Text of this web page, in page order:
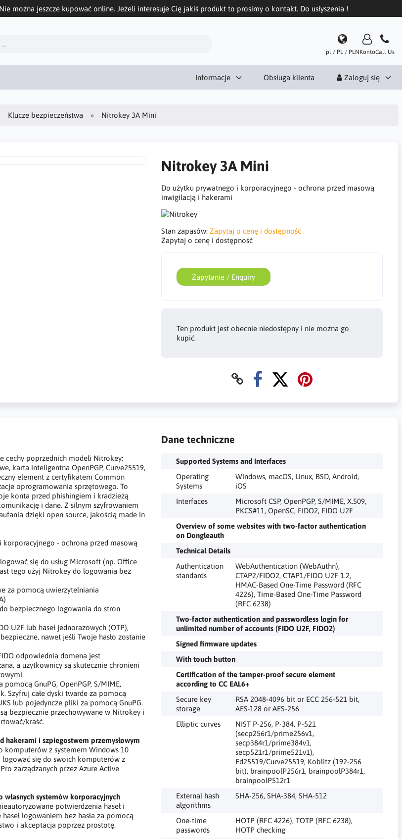
można jeszcze kupować online. Jeżeli interesuje Cię jakiś produkt to prosimy o kontakt. Do usłyszenia !
pl / PL / PLNKontoCall Us
Informacje Obsługa klienta Zaloguj się
Klucze bezpieczeństwa Nitrokey 3A Mini
Nitrokey 3A Mini
Do użytku prywatnego i korporacyjnego - ochrona przed masową
inwigilacją i hakerami
Stan zapasów: Zapytaj o cenę i dostępność
Zapytaj o cenę i dostępność
Zapytanie / Enquiry
Ten produkt jest obecnie niedostępny i nie można go
kupić.
cechy poprzednich modeli Nitrokey:
karta inteligentna OpenPGP, Curve25519,
element z certyfikatem Common
oprogramowania sprzętowego. To
konta przed phishingiem i kradzieżą
i dane. Z silnym szyfrowaniem
dzięki open source, jakością made in
korporacyjnego - ochrona przed masową
się do usług Microsoft (np. Office
tego użyj Nitrokey do logowania bez
za pomocą uwierzytelniania
bezpiecznego logowania do stron
U2F lub haseł jednorazowych (OTP),
nawet jeśli Twoje hasło zostanie
odpowiednia domena jest
a użytkownicy są skutecznie chronieni
GnuPG, OpenPGP, S/MIME,
Szyfruj całe dyski twarde za pomocą
lub pojedyncze pliki za pomocą GnuPG.
bezpiecznie przechowywane w Nitrokey i
kraść.
hakerami i szpiegostwem przemysłowym
komputerów z systemem Windows 10
się do swoich komputerów z
zarządzanych przez Azure Active
własnych systemów korporacyjnych
potwierdzenia haseł i
logowaniem bez hasła za pomocą
i akceptacja poprzez prostotę.
Dane techniczne
Supported Systems and Interfaces
Operating
Systems
Windows, macOS, Linux, BSD, Android,
iOS
Interfaces
Microsoft CSP, OpenPGP, S/MIME, X.509,
PKCS#11, OpenSC, FIDO2, FIDO U2F
Overview of some websites with two-factor authentication
on Dongleauth
Technical Details
Authentication
standards
WebAuthentication (WebAuthn),
CTAP2/FIDO2, CTAP1/FIDO U2F 1.2,
HMAC-Based One-Time Password (RFC
4226), Time-Based One-Time Password
(RFC 6238)
Two-factor authentication and passwordless login for
unlimited number of accounts (FIDO U2F, FIDO2)
Signed firmware updates
With touch button
Certification of the tamper-proof secure element
according to CC EAL6+
Secure key
storage
RSA 2048-4096 bit or ECC 256-521 bit,
AES-128 or AES-256
Elliptic curves
NIST P-256, P-384, P-521
(secp256r1/prime256v1,
secp384r1/prime384v1,
secp521r1/prime521v1),
Ed25519/Curve25519, Koblitz (192-256
bit), brainpoolP256r1, brainpoolP384r1,
brainpoolP512r1
External hash
algorithms
SHA-256, SHA-384, SHA-512
One-time
passwords
HOTP (RFC 4226), TOTP (RFC 6238),
HOTP checking